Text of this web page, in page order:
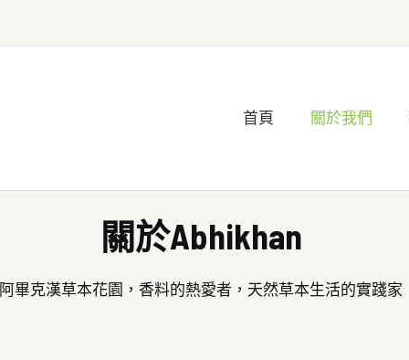
首頁 關於我們
關於Abhikhan
阿畢克漢草本花園，香料的熱愛者，天然草本生活的實踐家​​